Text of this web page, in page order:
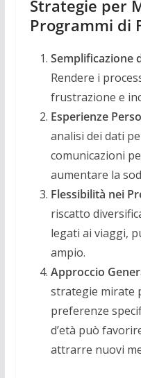
Strategie per
Programmi di
Semplificazione
Rendere i
frustrazione e
Esperienze
analisi dei dati
comunicazioni
aumentare la
Flessibilità nei
riscatto
legati ai viaggi,
ampio.
Approccio
strategie mirate
preferenze
d’età può
attrarre nuovi